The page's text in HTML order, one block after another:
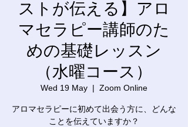
ストが伝える】アロ
マセラピー講師のた
めの基礎レッスン
（水曜コース）
Wed 19 May
  |
Zoom Online
アロマセラピーに初めて出会う方に、どんな
ことを伝えていますか？